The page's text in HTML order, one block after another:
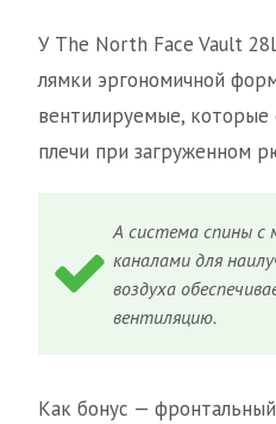
У The North Face Vault
лямки эргономичной
вентилируемые,
плечи при загруженном
А система спины с
каналами для
воздуха
вентиляцию.
Как бонус —